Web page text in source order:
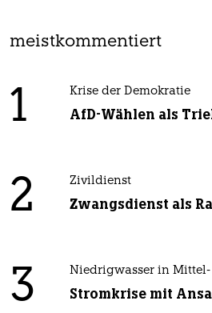
meistkommentiert
1 Krise der Demokratie
AfD-Wählen als
2 Zivildienst
Zwangsdienst als
3 Niedrigwasser in Mittel-
Stromkrise mit